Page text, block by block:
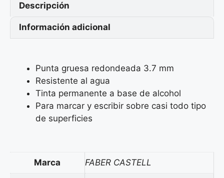
Descripción
Información adicional
Punta gruesa redondeada 3.7 mm
Resistente al agua
Tinta permanente a base de alcohol
Para marcar y escribir sobre casi todo tipo
de superficies
Marca FABER CASTELL